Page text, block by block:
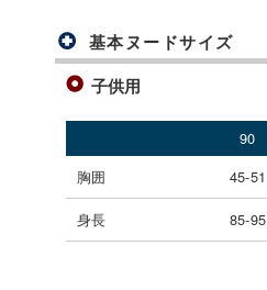
基本ヌードサイズ
子供用
90
胸囲
45-51
身長 85-95